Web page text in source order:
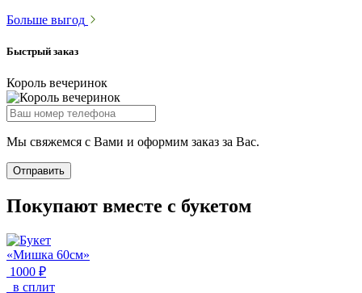
Больше выгод
Быстрый заказ
Король вечеринок
Мы свяжемся с Вами и оформим заказ за Вас.
Отправить
Покупают вместе с букетом
«Мишка 60см»
1000 ₽
в сплит